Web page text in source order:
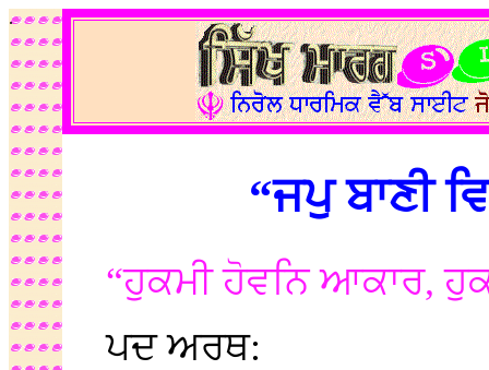
.
“ਜਪੁ ਬਾਣੀ
“ਹੁਕਮੀ ਹੋਵਨਿ ਆਕਾਰ,
ਪਦ ਅਰਥ: